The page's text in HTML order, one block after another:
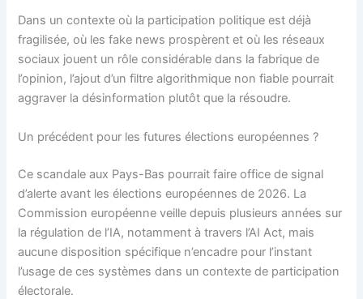
Dans un contexte où la participation politique est déjà
fragilisée, où les fake news prospèrent et où les réseaux
sociaux jouent un rôle considérable dans la fabrique de
l’opinion, l’ajout d’un filtre algorithmique non fiable pourrait
aggraver la désinformation plutôt que la résoudre.
Un précédent pour les futures élections européennes ?
Ce scandale aux Pays-Bas pourrait faire office de signal
d’alerte avant les élections européennes de 2026. La
Commission européenne veille depuis plusieurs années sur
la régulation de l’IA, notamment à travers l’AI Act, mais
aucune disposition spécifique n’encadre pour l’instant
l’usage de ces systèmes dans un contexte de participation
électorale.